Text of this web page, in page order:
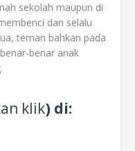
sekolah maupun di
dan selalu
teman bahkan pada
benar anak
klik) di: